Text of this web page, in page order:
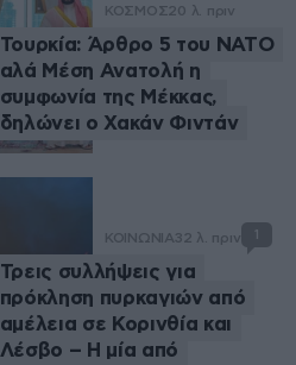
ΚΟΣΜΟΣ20 λ. πριν
Τουρκία: Άρθρο 5 του ΝΑΤΟ
αλά Μέση Ανατολή η
συμφωνία της Μέκκας,
δηλώνει ο Χακάν Φιντάν
ΚΟΙΝΩΝΙΑ32 λ. πριν
Τρεις συλλήψεις για
πρόκληση πυρκαγιών από
αμέλεια σε Κορινθία και
Λέσβο – Η μία από